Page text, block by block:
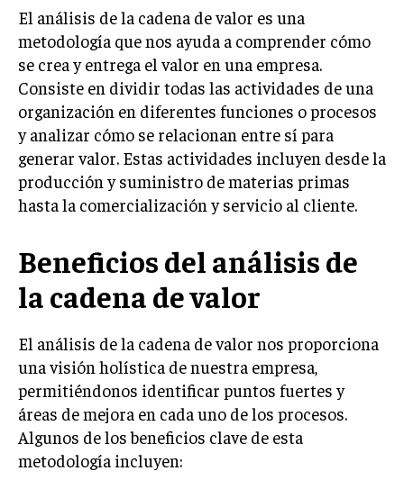
AGENCIAS DE POSICIONAMIENTO WEB SEO
VENTA DE ENLACES
MARKETING DIGITAL
PUBLICIDAD
VENTAS Y PERSUASIÓN
GESTIÓN DE PRODUCTOS
GESTIÓN DE MARCA
INVESTIGACIÓN DE MERCADO
GESTIÓN DE CLIENTES
EMPRENDIMIENTO
INNOVACIÓN EMPRESARIAL
GESTIÓN DEL CAMBIO
El análisis de la cadena de valor es una
metodología que nos ayuda a comprender cómo
se crea y entrega el valor en una empresa.
Consiste en dividir todas las actividades de una
organización en diferentes funciones o procesos
y analizar cómo se relacionan entre sí para
generar valor. Estas actividades incluyen desde la
producción y suministro de materias primas
hasta la comercialización y servicio al cliente.
Beneficios del análisis de
la cadena de valor
El análisis de la cadena de valor nos proporciona
una visión holística de nuestra empresa,
permitiéndonos identificar puntos fuertes y
áreas de mejora en cada uno de los procesos.
Algunos de los beneficios clave de esta
metodología incluyen: